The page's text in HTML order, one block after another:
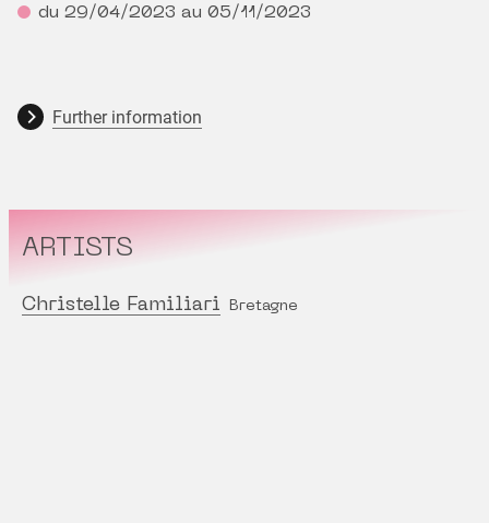
du 29/04/2023 au 05/11/2023
Further information
ARTISTS
Christelle Familiari Bretagne